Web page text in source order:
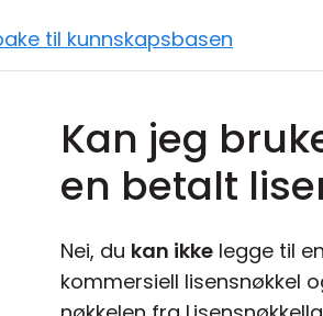
til kunnskapsbasen
Kan jeg
en betalt
Nei, du kan ikke legge til
kommersiell lisensnøkkel